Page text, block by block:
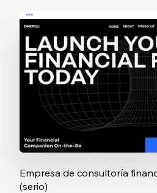
Empresa de consultoría
(serio)